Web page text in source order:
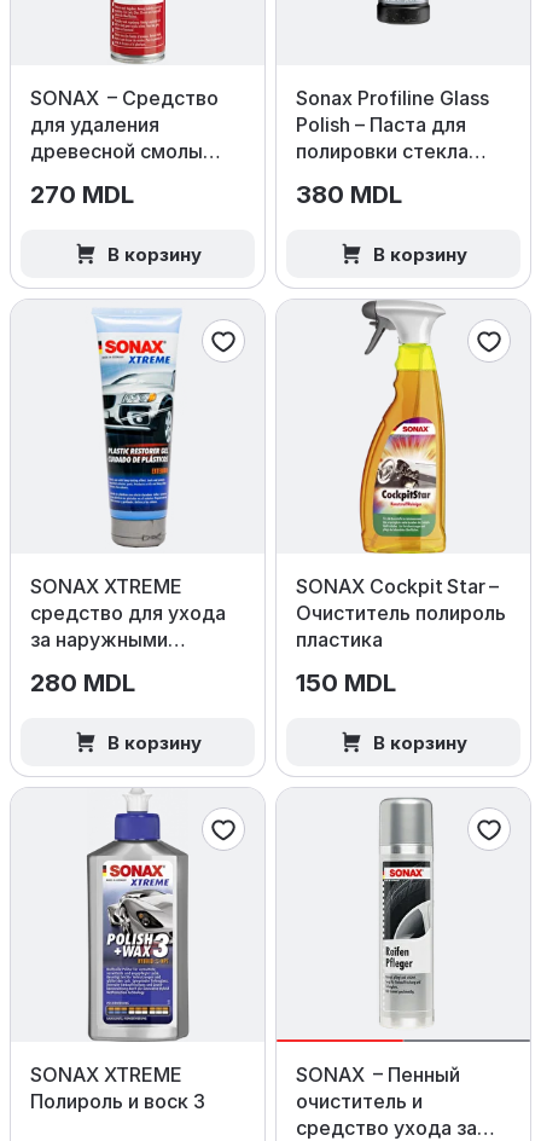
SONAX – Средство
для удаления
древесной смолы
270 MDL
В корзину
Sonax Profiline Glass
Polish – Паста для
полировки стекла
380 MDL
В корзину
SONAX XTREME
средство для ухода
за наружными
поверхностями, 250
280 MDL
В корзину
SONAX Cockpit Star –
Очиститель полироль
пластика
150 MDL
В корзину
SONAX XTREME
Полироль и воск 3
SONAX – Пенный
очиститель и
средство ухода за